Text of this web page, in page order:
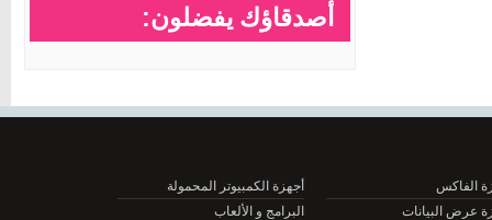
أصدقاؤك يفضلون:
أجهزة الكمبيوتر المحمولة
البيانات
البرامج و الألعاب